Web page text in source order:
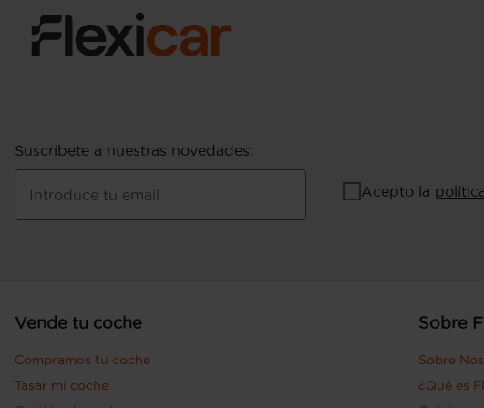
Puerta conductor, trasera (lado conductor), pasajero y
bisagras delanteras
Puerta trasera con portón
Suscríbete a nuestras novedades:
Introduce tu email Acepto la
Vende tu coche
Compramos tu coche
Tasar mi coche
Sobre
Sobre
¿Qué es